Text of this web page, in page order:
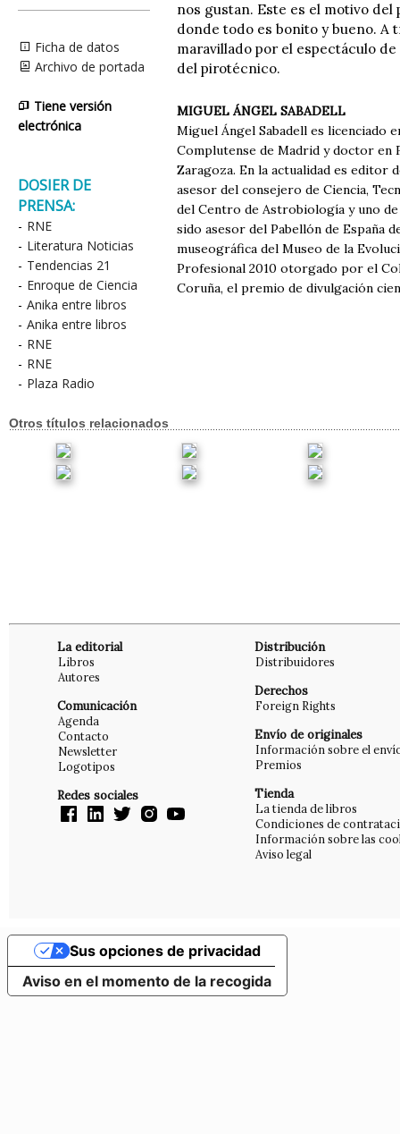
Ficha de datos
Archivo de portada
Tiene versión
electrónica
DOSIER DE
PRENSA:
- RNE
- Literatura Noticias
- Tendencias 21
- Enroque de Ciencia
- Anika entre libros
- Anika entre libros
- RNE
- RNE
- Plaza Radio
nos gustan. Este es el motivo
donde todo es bonito y bueno. A
maravillado por el espectáculo
del pirotécnico.
MIGUEL ÁNGEL SABADELL
Miguel Ángel Sabadell es licenciado
Complutense de Madrid y doctor en
Zaragoza. En la actualidad es editor
asesor del consejero de Ciencia,
del Centro de Astrobiología y uno
sido asesor del Pabellón de España
museográfica del Museo de la
Profesional 2010 otorgado por el
Coruña, el premio de divulgación
Otros títulos relacionados
La editorial
Libros
Autores
Comunicación
Agenda
Contacto
Newsletter
Logotipos
Redes sociales
Distribución
Distribuidores
Derechos
Foreign Rights
Envío de originales
Información sobre el
Premios
Tienda
La tienda de libros
Condiciones de
Información sobre las
Aviso legal
Aviso en el momento de la recogida
Sus opciones de privacidad